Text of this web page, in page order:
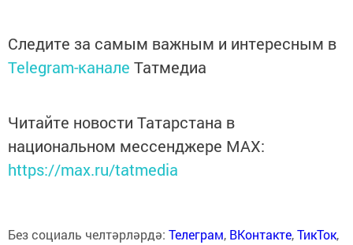
Следите за самым важным и интересным в
Telegram-канале Татмедиа
Читайте новости Татарстана в
национальном мессенджере MАХ:
https://max.ru/tatmedia
Без социаль челтәрләрдә: Телеграм, ВКонтакте,ТикТок,